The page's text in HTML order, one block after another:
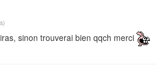
sinon trouverai bien qqch merci